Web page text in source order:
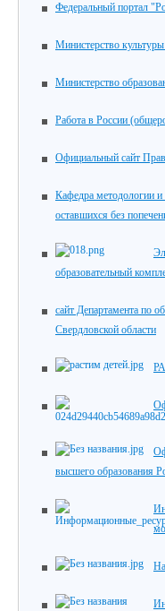
Федеральный портал
Министерство
Министерство
Работа в России
Официальный сайт
Кафедра методологии
оставшихся без
образовательный
сайт Департамента по
Свердловской области
высшего образования